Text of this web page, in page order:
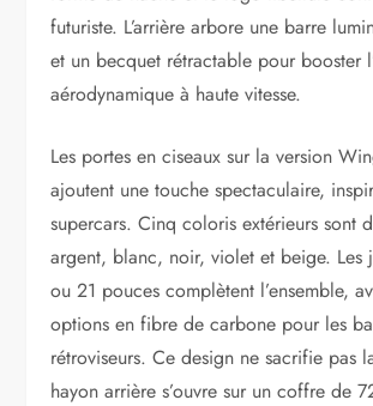
futuriste. L’arrière arbore une barre
et un becquet rétractable pour booster
aérodynamique à haute vitesse.
Les portes en ciseaux sur la version
ajoutent une touche spectaculaire,
supercars. Cinq coloris extérieurs sont
argent, blanc, noir, violet et beige. Les
ou 21 pouces complètent l’ensemble,
options en fibre de carbone pour les
rétroviseurs. Ce design ne sacrifie pas
hayon arrière s’ouvre sur un coffre de